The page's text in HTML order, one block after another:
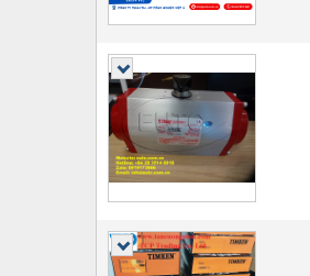
Môi trường - Thiết bị
Nâng hạ - Trang thiết bị
Nội - Ngoại thất - văn phòng
Nồi hơi - Trang thiết bị
Nông nghiệp - Thiết bị
Phốt cơ khí